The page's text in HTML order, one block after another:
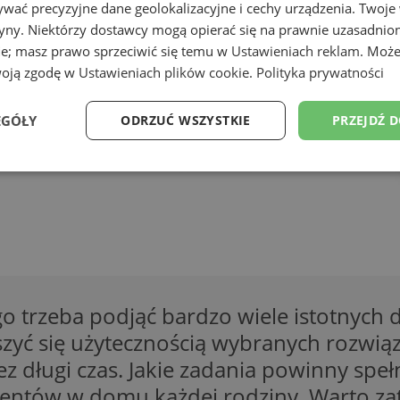
podjąć bardzo wiele istotnych
się użytecznością wybranych
długi czas. Jakie zadania powinny
precyzyjne dane geolokalizacyjne i cechy urządzenia.
Niektórzy dostawcy mogą opierać się na prawnie
masz prawo sprzeciwić się temu w Ustawieniach reklam.
zgodę w Ustawieniach plików cookie. Polityka prywatności
PRZEJDŹ
ODRZUĆ WSZYSTKIE
Wydajność Targetowanie Funkcjonalność
umożliwiają korzystanie z podstawowych funkcji strony internetowej, takich jak
niezbędnych plików cookie nie można prawidłowo korzystać ze strony
Provider/Domena
Okres
przechowywania
Opis